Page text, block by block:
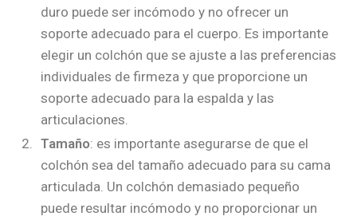
duro puede ser incómodo y no ofrecer un
soporte adecuado para el cuerpo. Es importante
elegir un colchón que se ajuste a las preferencias
individuales de firmeza y que proporcione un
soporte adecuado para la espalda y las
articulaciones.
Tamaño: es importante asegurarse de que el
colchón sea del tamaño adecuado para su cama
articulada. Un colchón demasiado pequeño
puede resultar incómodo y no proporcionar un